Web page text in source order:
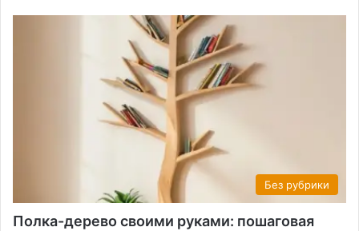
Без рубрики
Полка-дерево своими руками: пошаговая